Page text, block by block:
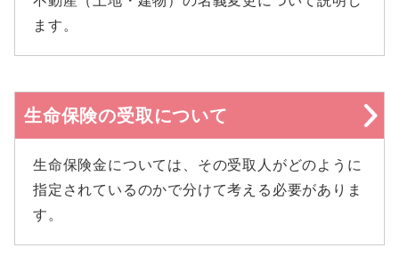
ます。
生命保険の受取について
生命保険金については、その受取人がどのように
指定されているのかで分けて考える必要がありま
す。